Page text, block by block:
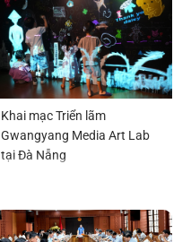
Khai mạc Triển lãm
Gwangyang Media Art Lab
tại Đà Nẵng